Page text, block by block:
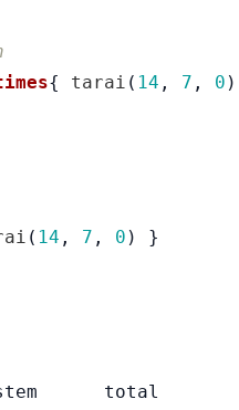
{ tarai ( 14 , 7 , 0 )
( 14 , 7 , 0 )
}
total